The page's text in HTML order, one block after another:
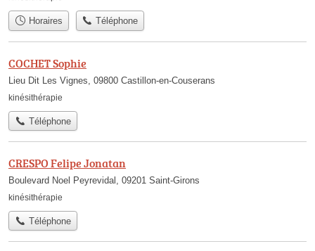
Horaires Téléphone
COCHET Sophie
Lieu Dit Les Vignes, 09800 Castillon-en-Couserans
kinésithérapie
Téléphone
CRESPO Felipe Jonatan
Boulevard Noel Peyrevidal, 09201 Saint-Girons
kinésithérapie
Téléphone